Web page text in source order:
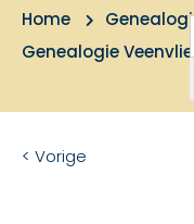
Home
Genealogie
< Vorige